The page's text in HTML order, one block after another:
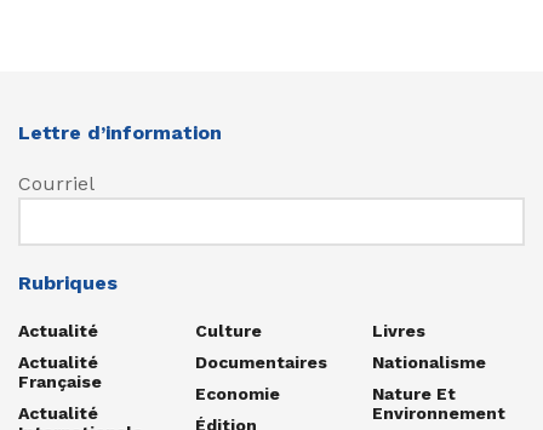
Lettre d’information
Courriel
Rubriques
Actualité
Actualité
Française
Actualité
Culture
Documentaires
Economie
Édition
Livres
Nationalisme
Nature Et
Environnement